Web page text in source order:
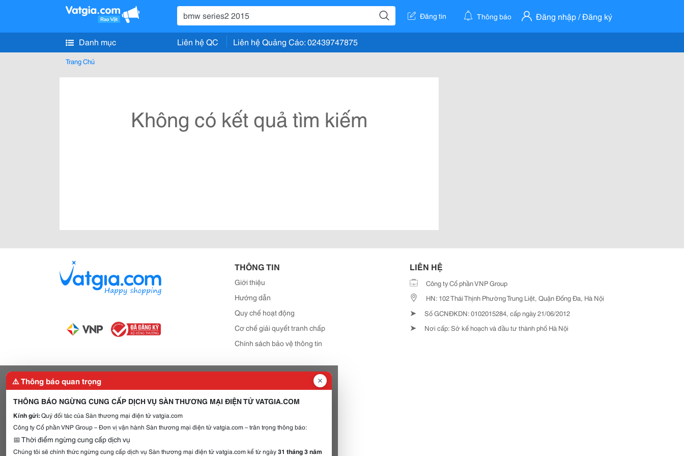
Đăng tin Thông báo Đăng nhập / Đăng ký
Danh mục Liên hệ QC Liên hệ Quảng Cáo: 02439747875
Trang Chủ
Không có kết quả tìm kiếm
THÔNG TIN
Giới thiệu
Hướng dẫn
Quy chế hoạt động
Cơ chế giải quyết tranh chấp
Chính sách bảo vệ thông tin
LIÊN HỆ
Công ty Cổ phần VNP Group
HN: 102 Thái Thịnh Phường Trung Liệt, Quận Đống Đa, Hà Nội
➤ Số GCNĐKDN: 0102015284, cấp ngày 21/06/2012
➤ Nơi cấp: Sở kế hoạch và đầu tư thành phố Hà Nội
⚠️ Thông báo quan trọng
THÔNG BÁO NGỪNG CUNG CẤP DỊCH VỤ SÀN THƯƠNG MẠI ĐIỆN TỬ VATGIA.COM
Kính gửi:Quý đối tác của Sàn thương mại điện tử vatgia.com
Công ty Cổ phần VNP Group – Đơn vị vận hành Sàn thương mại điện tử vatgia.com – trân trọng thông báo:
📅 Thời điểm ngừng cung cấp dịch vụ
Chúng tôi sẽ chính thức ngừng cung cấp dịch vụ Sàn thương mại điện tử vatgia.com kể từ ngày31 tháng 3 năm